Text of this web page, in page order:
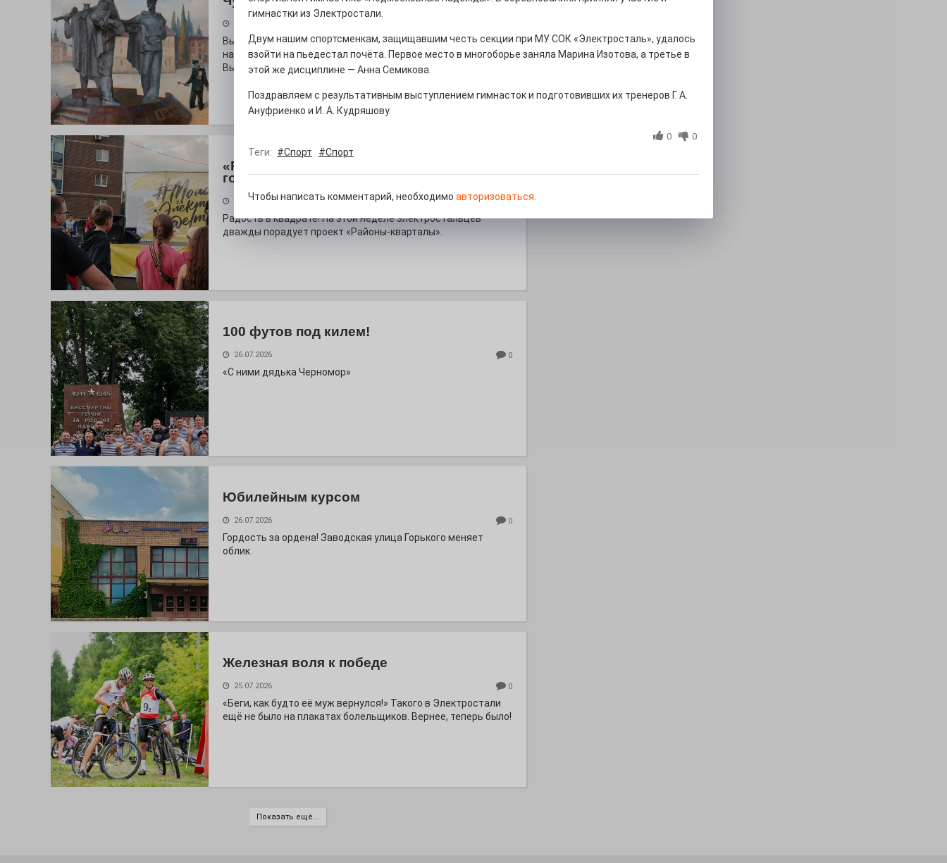
Выставка «Палитра героизма» — новый масштабный проект,
на который электростальцев приглашает к себе
Выставочный зал им. Олега Коняшина.
«Районы-кварталы» путешествуют по
городу
27.07.2026 0
Радость в квадрате! На этой неделе электростальцев
дважды порадует проект «Районы-кварталы».
100 футов под килем!
26.07.2026 0
«С ними дядька Черномор»
Юбилейным курсом
26.07.2026 0
Гордость за ордена! Заводская улица Горького меняет
облик.
Железная воля к победе
25.07.2026 0
«Беги, как будто её муж вернулся!» Такого в Электростали
ещё не было на плакатах болельщиков. Вернее, теперь было!
Показать ещё...
гимнастки из Электростали.
Двум нашим спортсменкам, защищавшим честь секции при МУ СОК «Электросталь», удалось
взойти на пьедестал почёта. Первое место в многоборье заняла Марина Изотова, а третье в
этой же дисциплине — Анна Семикова.
Поздравляем с результативным выступлением гимнасток и подготовивших их тренеров Г. А.
Ануфриенко и И. А. Кудряшову.
0 0
Теги: #Спорт #Спорт
Чтобы написать комментарий, необходимо авторизоваться.